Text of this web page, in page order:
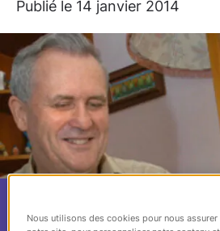
Publié le 14 janvier 2014
Nous utilisons des cookies pour nous